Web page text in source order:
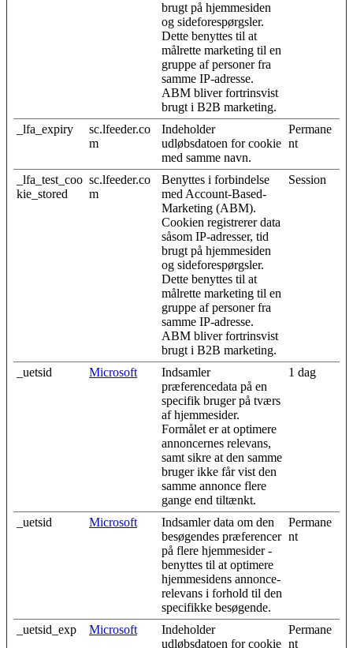
brugt på hjemmesiden
og sideforespørgsler.
Dette benyttes til at
målrette marketing til en
gruppe af personer fra
samme IP-adresse.
ABM bliver fortrinsvist
brugt i B2B marketing.
_lfa_expiry
sc.lfeeder.co
m
Indeholder
udløbsdatoen for cookie
med samme navn.
Permane
nt
_lfa_test_coo
kie_stored
sc.lfeeder.co
m
Benyttes i forbindelse
med Account-Based-
Marketing (ABM).
Cookien registrerer data
såsom IP-adresser, tid
brugt på hjemmesiden
og sideforespørgsler.
Dette benyttes til at
målrette marketing til en
gruppe af personer fra
samme IP-adresse.
ABM bliver fortrinsvist
brugt i B2B marketing.
Session
_uetsid Microsoft
Indsamler
præferencedata på en
specifik bruger på tværs
af hjemmesider.
Formålet er at optimere
annoncernes relevans,
samt sikre at den samme
bruger ikke får vist den
samme annonce flere
gange end tiltænkt.
1 dag
_uetsid Microsoft
Indsamler data om den
besøgendes præferencer
på flere hjemmesider -
benyttes til at optimere
hjemmesidens annonce-
relevans i forhold til den
specifikke besøgende.
Permane
nt
_uetsid_exp Microsoft
Indeholder
udløbsdatoen for cookie
Permane
nt